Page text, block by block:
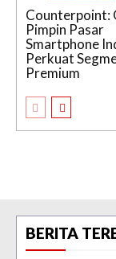
Counterpoint:
Pimpin Pasar
Smartphone
Perkuat
Premium
BERITA